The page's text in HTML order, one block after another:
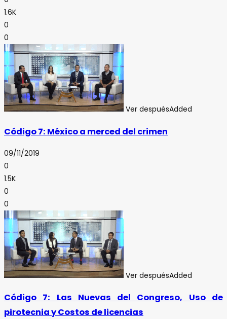
1.6K
0
0
Ver despuésAdded
Código 7: México a merced del crimen
09/11/2019
0
1.5K
0
0
Ver despuésAdded
Código 7: Las Nuevas del Congreso, Uso de
pirotecnia y Costos de licencias